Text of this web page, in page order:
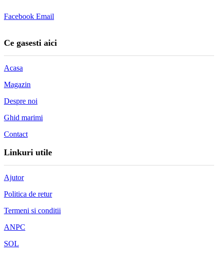
Facebook Email
Ce gasesti aici
Acasa
Magazin
Despre noi
Ghid marimi
Contact
Linkuri utile
Ajutor
Politica de retur
Termeni si conditii
ANPC
SOL